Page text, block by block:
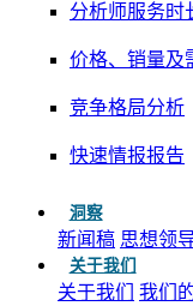
分析师服务时
价格、销量及
竞争格局分析
快速情报报告
洞察
新闻稿 思想领
关于我们
关于我们 我们